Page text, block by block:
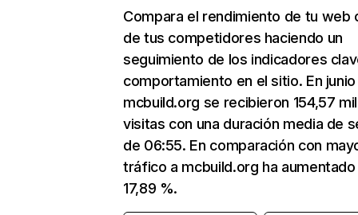
Compara el rendimiento de tu web
de tus competidores haciendo un
seguimiento de los indicadores
comportamiento en el sitio. En junio
mcbuild.org se recibieron 154,57 mil
visitas con una duración media de
de 06:55. En comparación con
tráfico a mcbuild.org ha aumentado
17,89 %.